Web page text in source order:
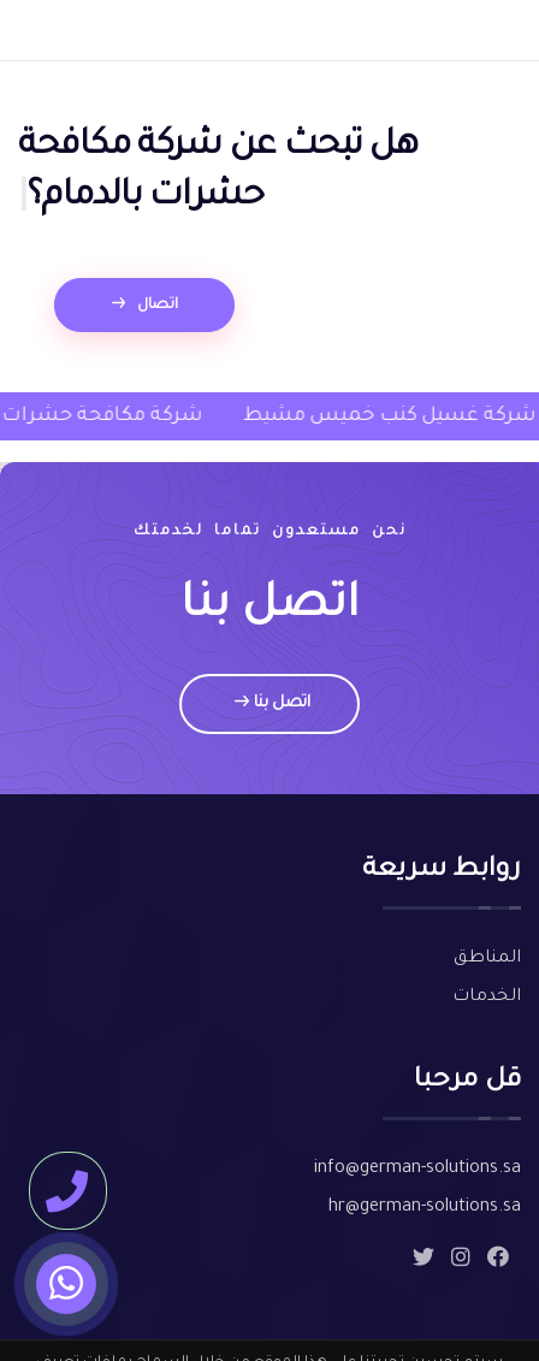
هل تبحث عنشركة مكافحة
حشرات بالدمام؟
اتصال
مشيط شركة غسيل كنب خميس مشيط شركة
نحن مستعدون تماما لخدمتك
اتصل بنا
اتصل بنا
روابط سريعة
المناطق
الخدمات
قل مرحبا
info@german-solutions.sa
hr@german-solutions.sa